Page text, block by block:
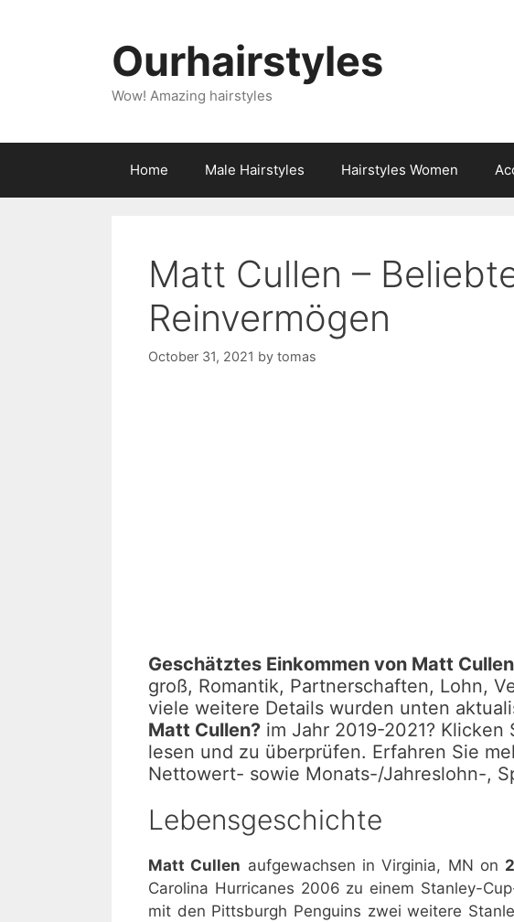
Ourhairstyles
Wow! Amazing hairstyles
Home Male Hairstyles Hairstyles Women
Matt Cullen –
Reinvermögen
October 31, 2021 by tomas
Geschätztes Einkommen von Matt Cullen
groß, Romantik, Partnerschaften, Lohn,
viele weitere Details wurden unten
Matt Cullen? im Jahr 2019-2021?
lesen und zu überprüfen. Erfahren Sie
Nettowert- sowie Monats-/Jahreslohn-,
Lebensgeschichte
Matt Cullen aufgewachsen in Virginia, MN on
Carolina Hurricanes 2006 zu einem Stanley-
mit den Pittsburgh Penguins zwei weitere